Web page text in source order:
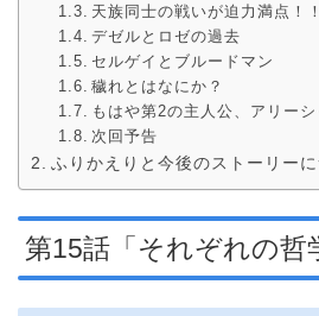
天族同士の戦いが迫力満点！！
デゼルとロゼの過去
セルゲイとブルードマン
穢れとはなにか？
もはや第2の主人公、アリーシ
次回予告
ふりかえりと今後のストーリーに
第15話「それぞれの哲